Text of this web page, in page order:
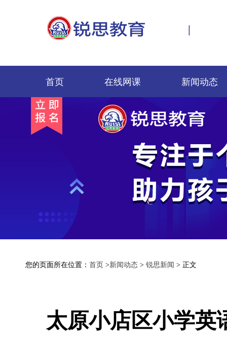
|
首页 在线网课 新闻动态
您的页面所在位置： 首页 >新闻动态 > 锐思新闻 > 正文
太原小店区小学英